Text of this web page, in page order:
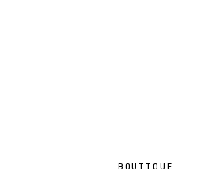
BOUTIQUE